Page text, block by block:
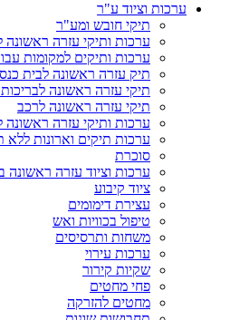
ערכות וציוד ע"ר
תיקי חובש ומע"ר
ערכות ותיקי עזרה ראשונה
ערכות ותיקים למקומות
תיק עזרה ראשונה לבית
תיקי עזרה ראשונה
תיקי עזרה ראשונה לרכב
ערכות ותיקי עזרה ראשונה
ערכות תיקים וארונות ללא
סוכרת
ערכות וציוד עזרה ראשונה
ציוד קיבוע
עצירת דימומים
טיפול בכוויות ואש
משחות ותרסיסים
ערכות עירוי
שקיות קירור
פחי מחטים
מחטים להזרקה